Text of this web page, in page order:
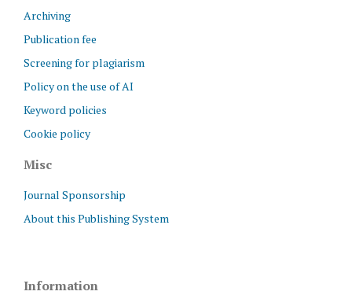
Archiving
Publication fee
Screening for plagiarism
Policy on the use of AI
Keyword policies
Cookie policy
Misc
Journal Sponsorship
About this Publishing System
Information